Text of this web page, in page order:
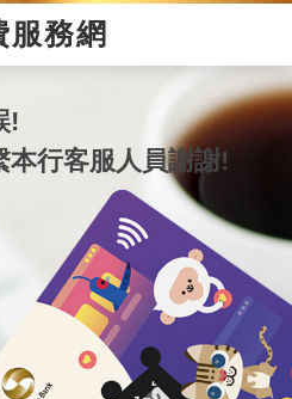
服務網
!
本行客服人員謝謝!